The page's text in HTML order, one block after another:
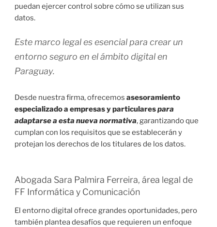
puedan ejercer control sobre cómo se utilizan sus
datos.
Este marco legal es esencial para crear un
entorno seguro en el ámbito digital en
Paraguay.
Desde nuestra firma, ofrecemos asesoramiento
especializado a empresas y particularespara
adaptarse a esta nueva normativa, garantizando que
cumplan con los requisitos que se establecerán y
protejan los derechos de los titulares de los datos.
Abogada Sara Palmira Ferreira, área legal de
FF Informática y Comunicación
El entorno digital ofrece grandes oportunidades, pero
también plantea desafíos que requieren un enfoque